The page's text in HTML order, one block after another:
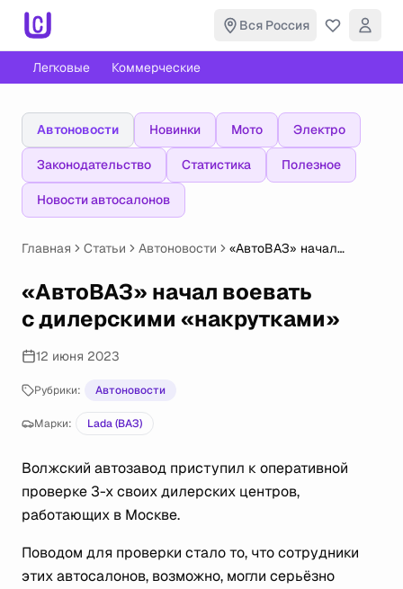
Вся Россия
Легковые Коммерческие
Автоновости Новинки Мото Электро
Законодательство Статистика Полезное
Новости автосалонов
Главная Статьи Автоновости
«АвтоВАЗ» начал
«накрутками»
«АвтоВАЗ» начал воевать
с дилерскими «накрутками»
12 июня 2023
Рубрики: Автоновости
Марки: Lada (ВАЗ)
Волжский автозавод приступил к оперативной
проверке 3-х своих дилерских центров,
работающих в Москве.
Поводом для проверки стало то, что сотрудники
этих автосалонов, возможно, могли серьёзно